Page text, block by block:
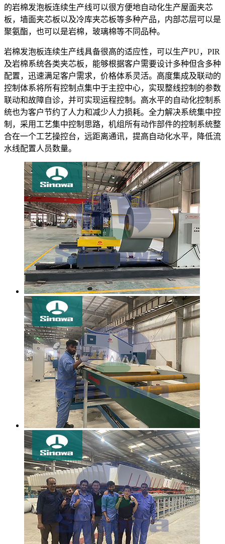
的岩棉发泡板连续生产线可以很方便地自动化生产屋面夹芯
板，墙面夹芯板以及冷库夹芯板等多种产品，内部芯层可以是
聚氨酯，也可以是岩棉，玻璃棉等不同品种。
岩棉发泡板连续生产线具备很高的适应性，可以生产PU，PIR
及岩棉系统各类夹芯板，能够根据客户需要设计多种但含多种
配置，迅速满足客户需求，价格体系灵活。高度集成及联动的
控制体系将所有控制点集中于主控中心，实现整线控制的参数
联动和故障自诊，并可实现运程控制。高水平的自动化控制系
统也为客户节约了人力和减少人力损耗。全力解决系统集中控
制，采用工艺集中控制思路，机组所有动作部件的控制系统整
合在一个工艺操控台，远距离通讯，提高自动化水平，降低流
水线配置人员数量。